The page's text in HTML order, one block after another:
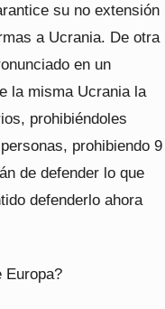
su no extensión
a Ucrania. De otra
en un
la misma Ucrania la
prohibiéndoles
prohibiendo 9
de defender lo que
defenderlo ahora
Europa?